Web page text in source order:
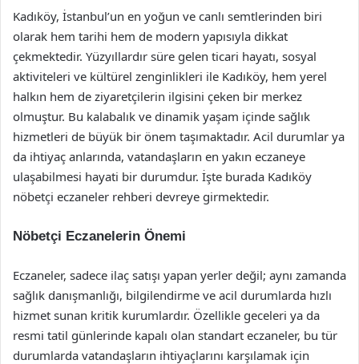
Kadıköy, İstanbul’un en yoğun ve canlı semtlerinden biri
olarak hem tarihi hem de modern yapısıyla dikkat
çekmektedir. Yüzyıllardır süre gelen ticari hayatı, sosyal
aktiviteleri ve kültürel zenginlikleri ile Kadıköy, hem yerel
halkın hem de ziyaretçilerin ilgisini çeken bir merkez
olmuştur. Bu kalabalık ve dinamik yaşam içinde sağlık
hizmetleri de büyük bir önem taşımaktadır. Acil durumlar ya
da ihtiyaç anlarında, vatandaşların en yakın eczaneye
ulaşabilmesi hayati bir durumdur. İşte burada Kadıköy
nöbetçi eczaneler rehberi devreye girmektedir.
Nöbetçi Eczanelerin Önemi
Eczaneler, sadece ilaç satışı yapan yerler değil; aynı zamanda
sağlık danışmanlığı, bilgilendirme ve acil durumlarda hızlı
hizmet sunan kritik kurumlardır. Özellikle geceleri ya da
resmi tatil günlerinde kapalı olan standart eczaneler, bu tür
durumlarda vatandaşların ihtiyaçlarını karşılamak için